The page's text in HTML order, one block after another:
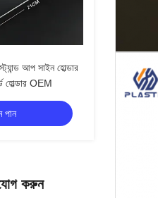
আপ সাইন হোল্ডার
হোল্ডার OEM
পান
করুন